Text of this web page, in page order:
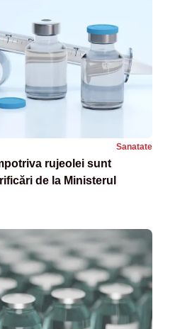
Sanatate
rujeolei sunt
de la Ministerul